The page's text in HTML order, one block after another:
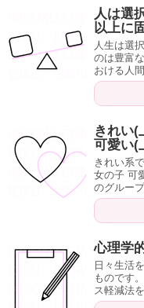
人は選
以上に
人生は選
のは豊富
おける人
きれい(
可愛い(
きれい系
女の子 可
のグルー
心理学
日々生活
ものです
ス軽減法